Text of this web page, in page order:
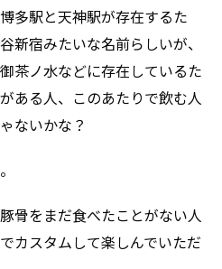
多駅と天神駅が存在するた
新宿みたいな名前らしいが、
茶ノ水などに存在しているた
ある人、このあたりで飲む人
ないかな？
骨をまだ食べたことがない人
カスタムして楽しんでいただ